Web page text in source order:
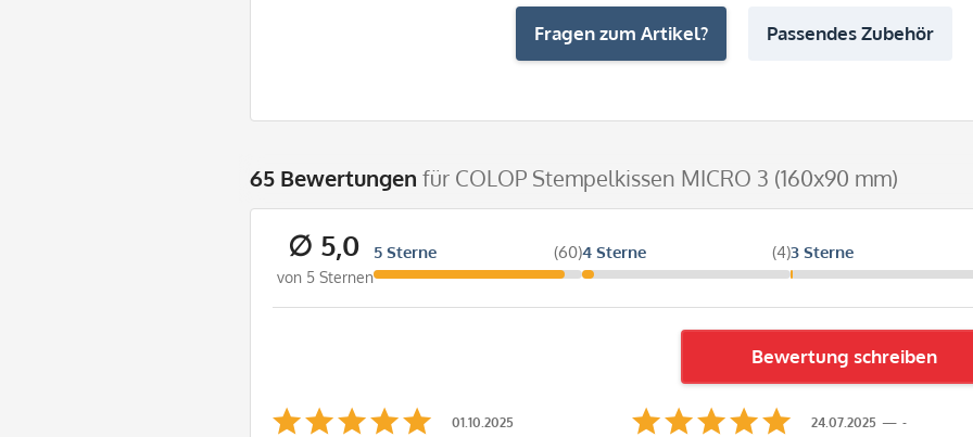
Fragen zum Artikel? Passendes Zubehör
65 Bewertungen für COLOP Stempelkissen MICRO 3 (160x90 mm)
∅ 5,0
von 5 Sternen
5 Sterne (60)4 Sterne (4)3 Sterne
Bewertung schreiben
01.10.2025 -
24.07.2025